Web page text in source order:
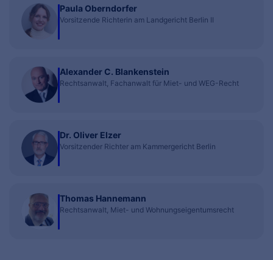
Paula Oberndorfer
Vorsitzende Richterin am Landgericht Berlin II
Alexander C. Blankenstein
Rechtsanwalt, Fachanwalt für Miet- und WEG-Recht
Dr. Oliver Elzer
Vorsitzender Richter am Kammergericht Berlin
Thomas Hannemann
Rechtsanwalt, Miet- und Wohnungseigentumsrecht